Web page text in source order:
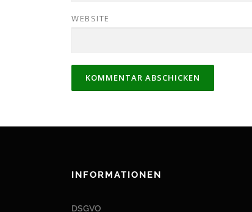
WEBSITE
INFORMATIONEN
DSGVO